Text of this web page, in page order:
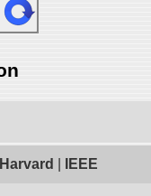
Harvard IEEE